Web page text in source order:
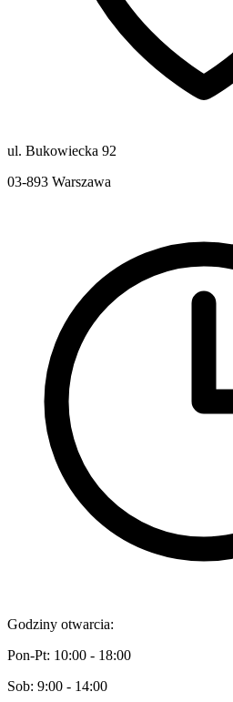
ul. Bukowiecka 92
03-893 Warszawa
Godziny otwarcia:
Pon-Pt: 10:00 - 18:00
Sob: 9:00 - 14:00